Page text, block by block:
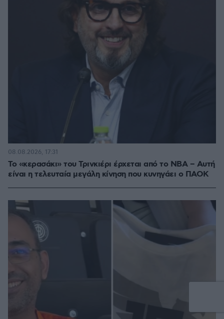
Το «κερασάκι» του Τρινκιέρι έρχεται από το NBA – Αυτή
είναι η τελευταία μεγάλη κίνηση που κυνηγάει ο ΠΑΟΚ
08.08.2026, 17:31